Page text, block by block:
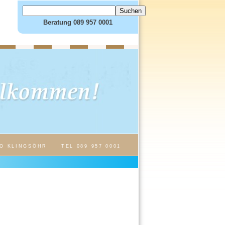
Beratung 089 957 0001
KLINGSÖHR TEL 089 957 0001